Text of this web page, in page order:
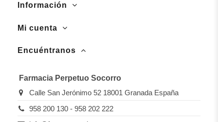
Información
Mi cuenta
Encuéntranos
Farmacia Perpetuo Socorro
Calle San Jerónimo 52 18001 Granada España
958 200 130 - 958 202 222